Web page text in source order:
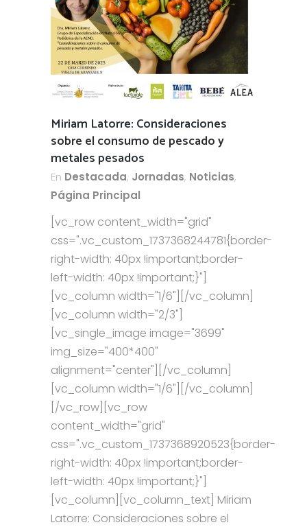
Miriam Latorre: Consideraciones
sobre el consumo de pescado y
metales pesados
En Destacada, Jornadas, Noticias,
Página Principal
[vc_row content_width="grid"
css=".vc_custom_1737368244781{border-
right-width: 40px !important;border-
left-width: 40px !important;}"]
[vc_column width="1/6"][/vc_column]
[vc_column width="2/3"]
[vc_single_image image="3699"
img_size="400*400"
alignment="center"][/vc_column]
[vc_column width="1/6"][/vc_column]
[/vc_row][vc_row
content_width="grid"
css=".vc_custom_1737368920523{border-
right-width: 40px !important;border-
left-width: 40px !important;}"]
[vc_column][vc_column_text] Miriam
Latorre: Consideraciones sobre el